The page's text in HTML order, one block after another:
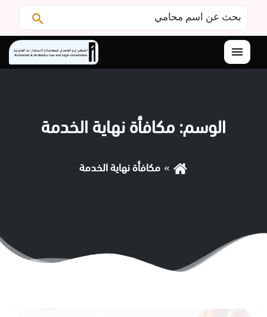
البحث
عن:
القائمة
الوسم: مكافأة نهاية الخدمة
مكافأة نهاية الخدمة